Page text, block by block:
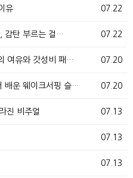
07.22
유
07.22
감탄 부르는 걸…
07.20
여유와 갓성비 패…
07.20
배운 웨이크서핑 슬…
07.13
진 비주얼
07.13
07.13